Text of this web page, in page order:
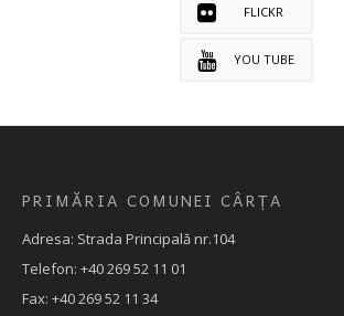
FLICKR
YOU TUBE
PRIMĂRIA COMUNEI CÂRȚA
Adresa: Strada Principală nr.104
Telefon: +40 269 52 11 01
Fax: +40 269 52 11 34